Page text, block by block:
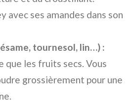
avec ses amandes dans son
tournesol, lin…) :
que les fruits secs. Vous
grossièrement pour une